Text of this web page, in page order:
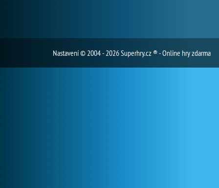
Nastavení© 2004 - 2026 Superhry.cz ® - Online hry zdarma